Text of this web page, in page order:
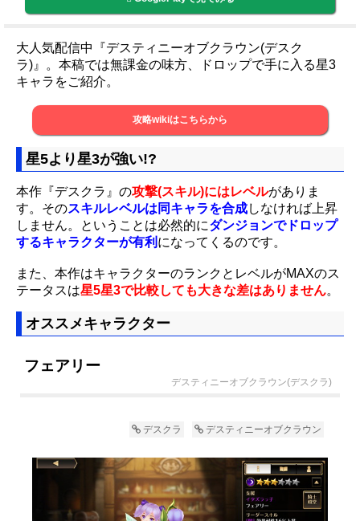
大人気配信中『デスティニーオブクラウン(デスク
ラ)』。本稿では無課金の味方、ドロップで手に入る星3
キャラをご紹介。
攻略wikiはこちらから
星5より星3が強い!?
本作『デスクラ』の攻撃(スキル)にはレベルがありま
す。そのスキルレベルは同キャラを合成しなければ上昇
しません。ということは必然的にダンジョンでドロップ
するキャラクターが有利 になってくるのです。
また、本作はキャラクターのランクとレベルがMAXのス
テータスは星5星3で比較しても大きな差はありません。
オススメキャラクター
フェアリー
デスティニーオブクラウン(デスクラ)
デスクラ デスティニーオブクラウン